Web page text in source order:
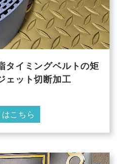
タイミングベルトの矩
ェット切断加工
こちら